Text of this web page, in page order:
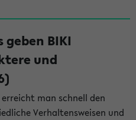
BIKI
und
man schnell den
Verhaltensweisen und